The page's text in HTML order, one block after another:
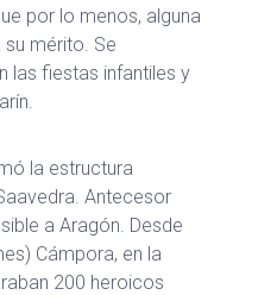
por lo menos, alguna
su mérito. Se
las fiestas infantiles y
la estructura
Antecesor
a Aragón. Desde
Cámpora, en la
200 heroicos